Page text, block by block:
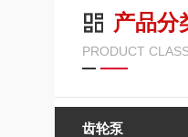
产品分
PRODUCT
齿轮泵